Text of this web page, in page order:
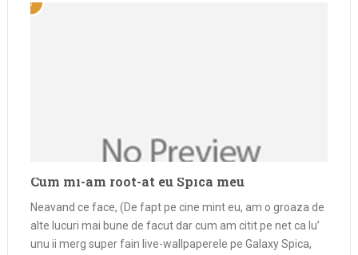
Cum mi-am root-at eu Spica meu
Neavand ce face, (De fapt pe cine mint eu, am o groaza de
alte lucuri mai bune de facut dar cum am citit pe net ca lu’
unu ii merg super fain live-wallpaperele pe Galaxy Spica,